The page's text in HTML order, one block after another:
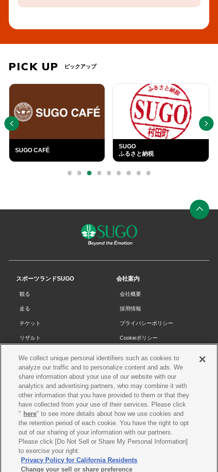
各種レース情報
PICK UP ピックアップ
SUGO CAFÉ
SUGO
ふるさと納税
部
0 1 2 3 4 5 6 7 8
PREV NEXT
の
スポーツランドSUGO
観る
走る
チケット
リザルト
SUGOで遊ぼう
イベントスケジュール
営業案内・アクセス
レースオフィシャル
会社案内
会社概要
採用情報
プライバシーポリシー
Cookieポリシー
お問い合わせ
©SUGO. All rights reserved
We collect unique personal identifiers such as cookies to
analyze our traffic and to personalize content and ads. We
share information about your use of our website with our
analytics and advertising partners, who may combine it with
other information that you have provided to them or that they
have collected from your use of their services. Please click
" here" to see more details about how we use cookies and
the retention period of each cookie. You have the right to opt
out of our sharing of your information with our partners.
Please click [Do Not Sell or Share My Personal Information]
to exercise your right.
Privacy Policy for California Residents
Change your sell or share preference